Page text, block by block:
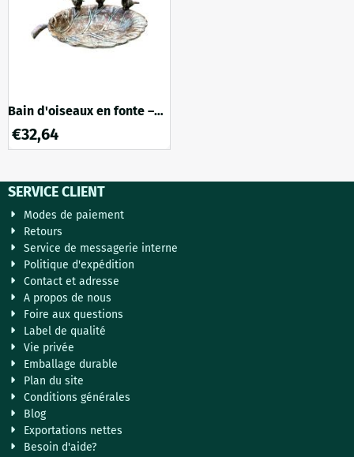
une pause rafraîchissante.
Avec son design é...
Bain d'oiseaux en fonte –
forme de feuille –
vert/marron – avec 3
€32,64
SERVICE CLIENT
Modes de paiement
Retours
Service de messagerie interne
Politique d'expédition
Contact et adresse
A propos de nous
Foire aux questions
Label de qualité
Vie privée
Emballage durable
Plan du site
Conditions générales
Blog
Exportations nettes
Besoin d'aide?